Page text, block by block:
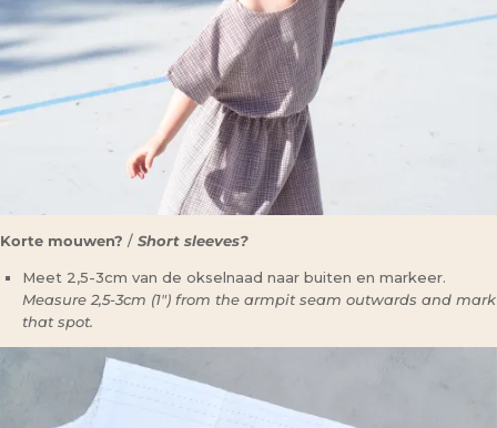
Korte mouwen? / Short sleeves?
Meet 2,5-3cm van de okselnaad naar buiten en markeer.
Measure 2,5-3cm (1″) from the armpit seam outwards and mark
that spot.